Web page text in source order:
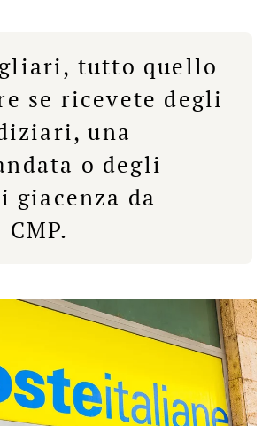
tutto quello
se ricevete degli
una
o degli
giacenza da